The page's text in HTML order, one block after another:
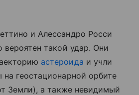
и Алессандро Росси
вероятен такой удар. Они
астероида и учли
на геостационарной орбите
Земли), а также невидимый